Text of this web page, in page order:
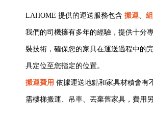
LAHOME 提供的運送服務包含 搬運、
我們的司機擁有多年的經驗，提供十分
裝技術，確保您的家具在運送過程中的
具定位至您指定的位置。
搬運費用 依據運送地點和家具材積會有
需樓梯搬運、吊車、丟棄舊家具，費用另